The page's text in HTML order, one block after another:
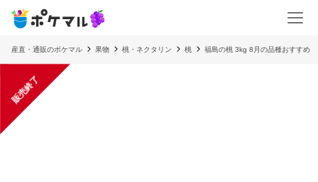
産直・通販のポケマル 果物 桃・ネクタリン 桃 福島の桃 3kg 8月の品種おすすめ
販売終了